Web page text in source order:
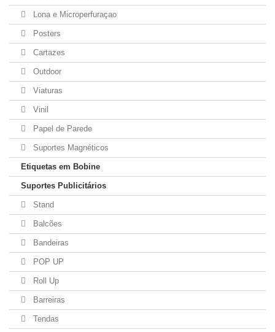
Lona e Microperfuraçao
Posters
Cartazes
Outdoor
Viaturas
Vinil
Papel de Parede
Suportes Magnéticos
Etiquetas em Bobine
Suportes Publicitários
Stand
Balcões
Bandeiras
POP UP
Roll Up
Barreiras
Tendas